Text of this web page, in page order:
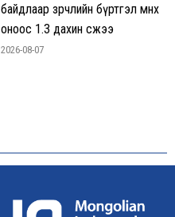
байдлаар зөрчлийн бүртгэл өмнөх
оноос 1.3 дахин өсжээ
2026-08-07